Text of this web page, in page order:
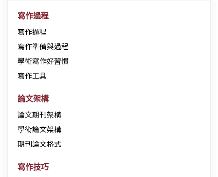
寫作過程
寫作過程
寫作準備與過程
學術寫作好習慣
寫作工具
論文架構
論文期刊架構
學術論文架構
期刊論文格式
寫作技巧